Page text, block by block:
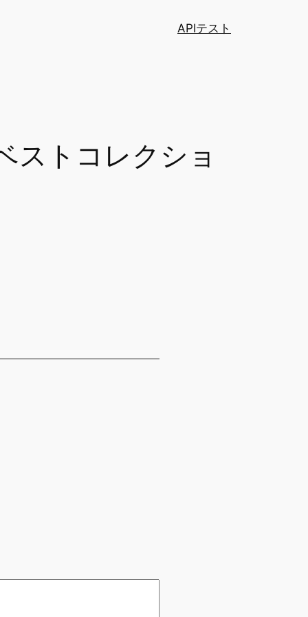
APIテスト
ストコレクショ